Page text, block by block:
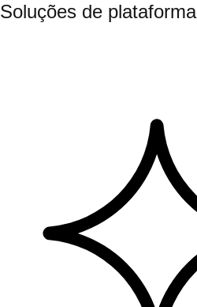
Soluções de plataforma